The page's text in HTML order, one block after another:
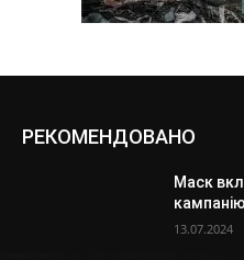
РЕКОМЕНДОВАНО
Маск
13.07.2024